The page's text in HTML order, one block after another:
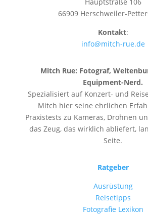
66909 Herschweiler-
Kontakt:
info@mitch-rue.de
Mitch Rue: Fotograf,
Equipment-Nerd.
Spezialisiert auf Konzert- und
Mitch hier seine ehrlichen
Praxistests zu Kameras, Drohnen
das Zeug, das wirklich abliefert,
Seite.
Ratgeber
Ausrüstung
Reisetipps
Fotografie Lexikon